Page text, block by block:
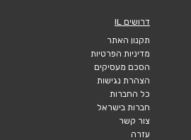
דרושים IL
תקנון האתר
מדיניות הפרטיות
הסכם מעסיקים
הצהרת נגישות
כל החברות
חברות בישראל
צור קשר
עזרה